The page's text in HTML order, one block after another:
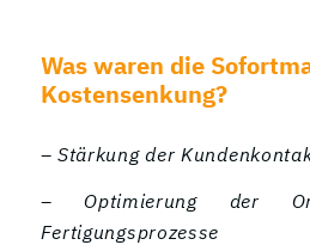
Was waren die
Kostensenkung?
– Stärkung der
– Optimierung der
Fertigungsprozesse